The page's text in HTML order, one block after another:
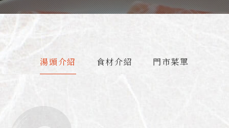
湯頭介紹 食材介紹 門市菜單